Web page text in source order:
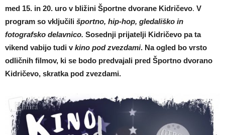
med 15. in 20. uro v bližini Športne dvorane Kidričevo. V
program so vključili športno, hip-hop, gledališko in
fotografsko delavnico. Sosednji prijatelji Kidričevo pa ta
vikend vabijo tudi vkino pod zvezdami. Na ogled bo vrsto
odličnih filmov, ki se bodo predvajali pred Športno dvorano
Kidričevo, skratka pod zvezdami.